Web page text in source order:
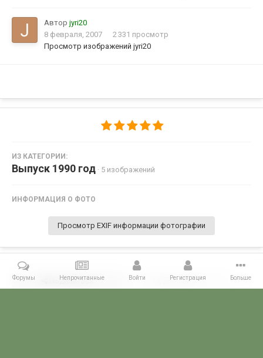
Автор jyri20
8 февраля, 2007
2 331 просмотр
Просмотр изображений jyri20
ИЗ КАТЕГОРИИ:
Выпуск 1990 год · 5 изображений
ИНФОРМАЦИЯ О ФОТО
Просмотр EXIF информации фотографии
Поделиться Подписчики 0
Форумы Непрочитанные Войти Регистрация Больше